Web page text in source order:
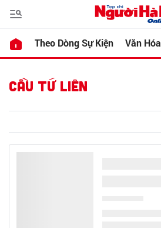
Theo Dòng Sự Kiện Văn Hóa
CẦU TỨ LIÊN